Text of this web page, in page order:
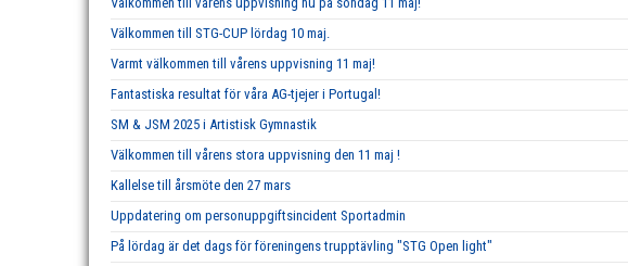
Välkommen till STG-CUP lördag 10 maj.
Varmt välkommen till vårens uppvisning 11 maj!
Fantastiska resultat för våra AG-tjejer i Portugal!
SM & JSM 2025 i Artistisk Gymnastik
Välkommen till vårens stora uppvisning den 11 maj !
Kallelse till årsmöte den 27 mars
Uppdatering om personuppgiftsincident Sportadmin
På lördag är det dags för föreningens trupptävling "STG Open light"